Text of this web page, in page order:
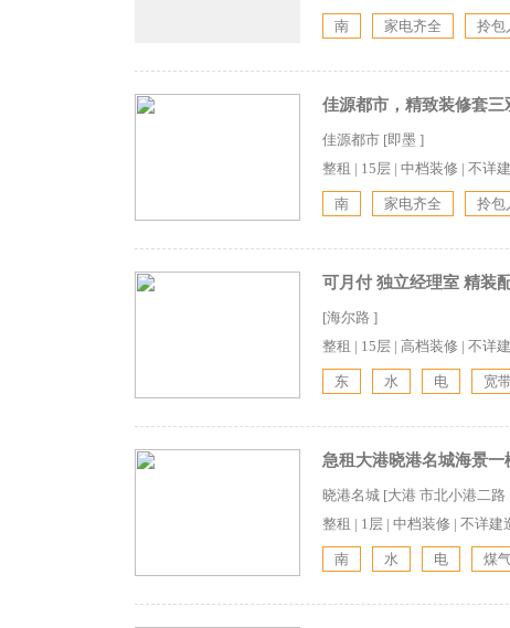
南 家电齐全 拎包
佳源都市，精致装修套三
佳源都市 [即墨 ]
整租 | 15层 | 中档装修 | 不详
南 家电齐全 拎包
可月付 独立经理室 精装
[海尔路 ]
整租 | 15层 | 高档装修 | 不详
东 水 电 宽
急租大港晓港名城海景
晓港名城 [大港 市北小港二
整租 | 1层 | 中档装修 | 不详建
南 水 电 煤